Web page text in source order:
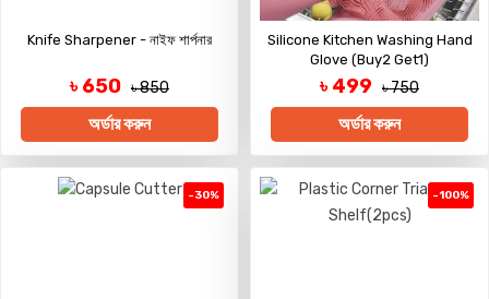
Knife Sharpener - নাইফ শার্পনার
৳ 650 ৳ 850
অর্ডার করুন
Silicone Kitchen Washing Hand
Glove (Buy2 Get1)
৳ 499 ৳ 750
অর্ডার করুন
-30% -100%